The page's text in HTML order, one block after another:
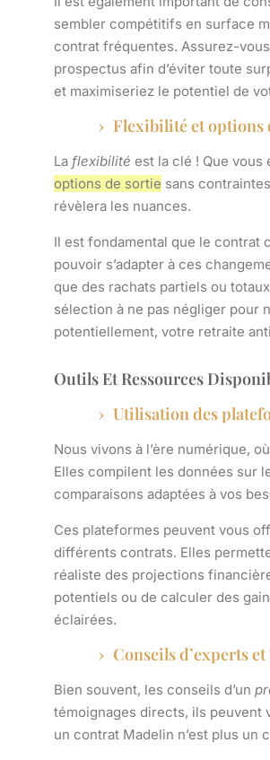
sembler compétitifs en surface
contrat fréquentes. Assurez-
prospectus afin d’éviter toute
et maximiseriez le potentiel de
Flexibilité et options
La flexibilité est la clé ! Que
options de sortie sans
révèlera les nuances.
Il est fondamental que le contrat
pouvoir s’adapter à ces
que des rachats partiels ou
sélection à ne pas négliger pour
potentiellement, votre retraite
Outils Et Ressources
Utilisation des
Nous vivons à l’ère numérique,
Elles compilent les données sur
comparaisons adaptées à vos
Ces plateformes peuvent vous
différents contrats. Elles
réaliste des projections
potentiels ou de calculer des
éclairées.
Conseils d’experts
Bien souvent, les conseils d’un
témoignages directs, ils peuvent
un contrat Madelin n’est plus un